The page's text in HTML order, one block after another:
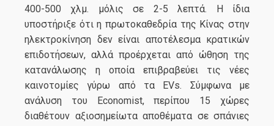
400-500 χλμ. μόλις σε 2-5 λεπτά. Η ίδια
υποστήριξε ότι η πρωτοκαθεδρία της Κίνας στην
ηλεκτροκίνηση δεν είναι αποτέλεσμα κρατικών
επιδοτήσεων, αλλά προέρχεται από ώθηση της
κατανάλωσης η οποία επιβραβεύει τις νέες
καινοτομίες γύρω από τα EVs. Σύμφωνα με
ανάλυση του Economist, περίπου 15 χώρες
διαθέτουν αξιοσημείωτα αποθέματα σε σπάνιες